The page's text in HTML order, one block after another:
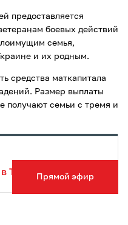
Прямой эфир
предоставляется
боевых действий
семья,
и их родным.
средства маткапитала
Размер выплаты
получают семьи с тремя и
области